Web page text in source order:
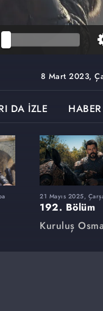
8 Mart 2023,
DA İZLE HABER
21 Mayıs 2025,
192. Bölüm
Kuruluş